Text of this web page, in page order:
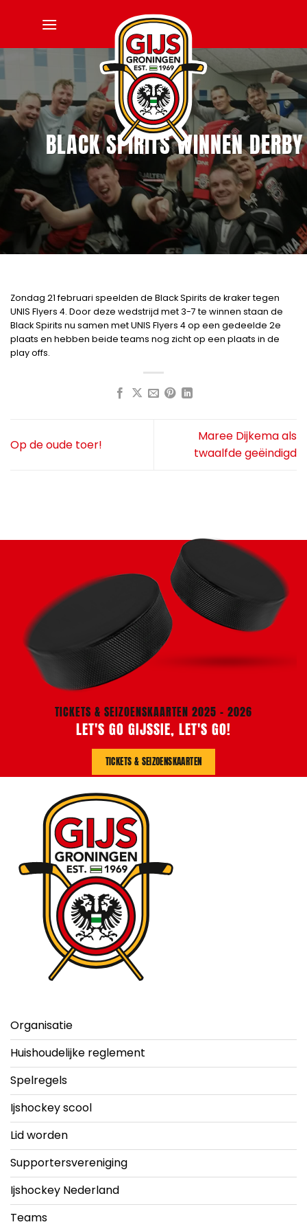
BLACK SPIRITS WINNEN DERBY
Zondag 21 februari speelden de Black Spirits de kraker tegen
UNIS Flyers 4. Door deze wedstrijd met 3-7 te winnen staan de
Black Spirits nu samen met UNIS Flyers 4 op een gedeelde 2e
plaats en hebben beide teams nog zicht op een plaats in de
play offs.
Op de oude toer!
Maree Dijkema als
twaalfde geëindigd
TICKETS & SEIZOENSKAARTEN 2025 - 2026
LET'S GO GIJSSIE, LET'S GO!
TICKETS & SEIZOENSKAARTEN
Organisatie
Huishoudelijke reglement
Spelregels
Ijshockey scool
Lid worden
Supportersvereniging
Ijshockey Nederland
Teams